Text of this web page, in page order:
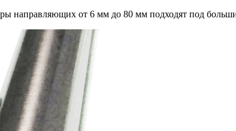
направляющих от 6 мм до 80 мм подходят под